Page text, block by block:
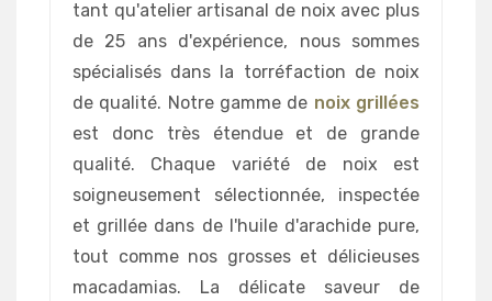
tant qu'atelier artisanal de noix avec plus
de 25 ans d'expérience, nous sommes
spécialisés dans la torréfaction de noix
de qualité. Notre gamme de noix grillées
est donc très étendue et de grande
qualité. Chaque variété de noix est
soigneusement sélectionnée, inspectée
et grillée dans de l'huile d'arachide pure,
tout comme nos grosses et délicieuses
macadamias. La délicate saveur de